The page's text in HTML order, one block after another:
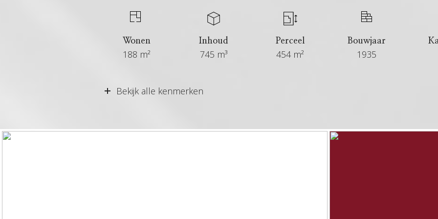
Wonen
188 m²
Inhoud
745 m³
Perceel
454 m²
Bouwjaar
1935
Status
Verkocht
Bekijk alle kenmerken